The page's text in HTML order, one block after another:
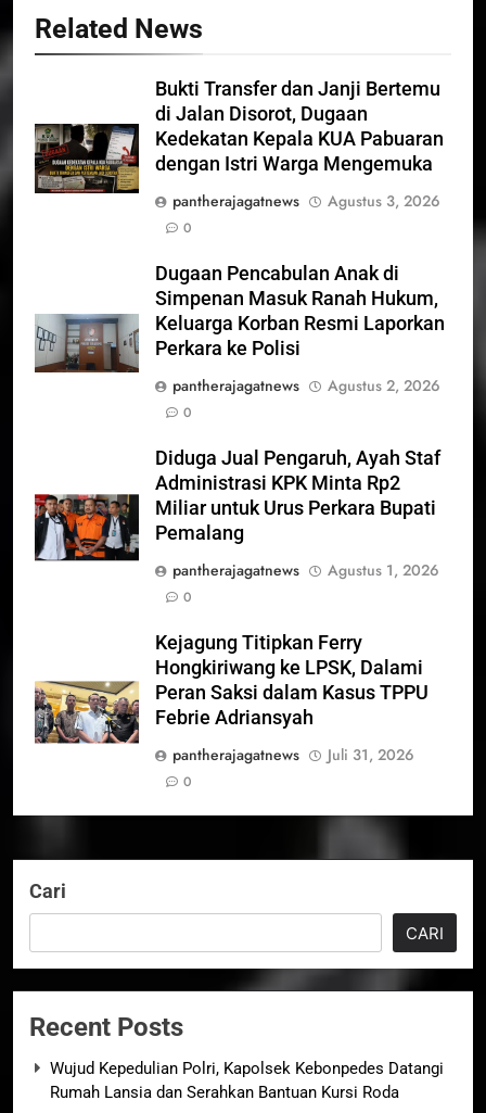
Related News
Bukti Transfer dan Janji Bertemu
di Jalan Disorot, Dugaan
Kedekatan Kepala KUA Pabuaran
dengan Istri Warga Mengemuka
pantherajagatnews
Agustus 3, 2026
0
Dugaan Pencabulan Anak di
Simpenan Masuk Ranah Hukum,
Keluarga Korban Resmi Laporkan
Perkara ke Polisi
pantherajagatnews
Agustus 2, 2026
0
Diduga Jual Pengaruh, Ayah Staf
Administrasi KPK Minta Rp2
Miliar untuk Urus Perkara Bupati
Pemalang
pantherajagatnews
Agustus 1, 2026
0
Kejagung Titipkan Ferry
Hongkiriwang ke LPSK, Dalami
Peran Saksi dalam Kasus TPPU
Febrie Adriansyah
pantherajagatnews
Juli 31, 2026
0
Cari
CARI
Recent Posts
Wujud Kepedulian Polri, Kapolsek Kebonpedes Datangi
Rumah Lansia dan Serahkan Bantuan Kursi Roda